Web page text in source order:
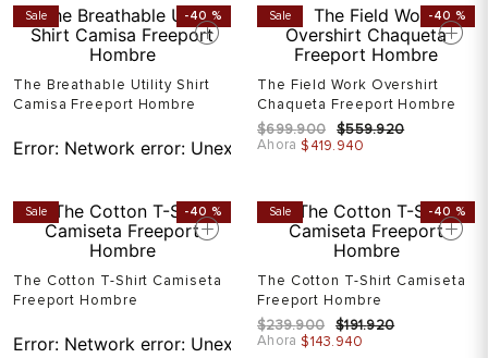
Sale -40 %
The Breathable Utility Shirt
Camisa Freeport Hombre
Error: Network error: Unexpected token T in JSON at
Sale -40 %
The Field Work Overshirt
Chaqueta Freeport Hombre
$699.900 $559.920
Ahora $419.940
Sale -40 %
The Cotton T-Shirt Camiseta
Freeport Hombre
Error: Network error: Unexpected token T in JSON at
Sale -40 %
The Cotton T-Shirt Camiseta
Freeport Hombre
$239.900 $191.920
Ahora $143.940